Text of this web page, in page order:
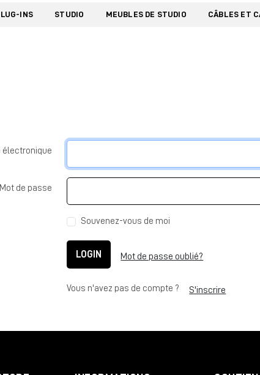
INS STUDIO MEUBLES DE STUDIO CÂBLES ET
électronique
Mot de passe
Souvenez-vous de moi
LOGIN Mot de passe oublié?
Vous n'avez pas de compte ? S'inscrire